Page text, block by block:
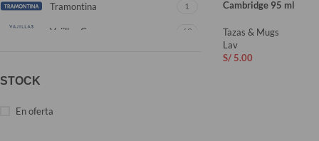
Tramontina 1
Vajillas Corona 62
STOCK
En oferta
Cambridge 95 ml
Tazas & Mugs
Lav
S/5.00